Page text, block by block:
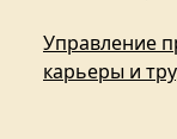
Управление
карьеры и